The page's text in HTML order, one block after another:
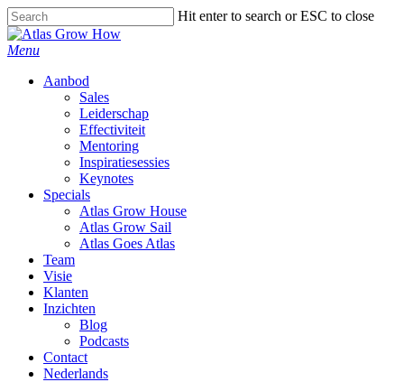
Skip
to
main
Hit enter to search or ESC to close
Close
Search
search
Menu
Aanbod
Sales
Leiderschap
Effectiviteit
Mentoring
Inspiratiesessies
Keynotes
Specials
Atlas Grow House
Atlas Grow Sail
Atlas Goes Atlas
Team
Visie
Klanten
Inzichten
Blog
Podcasts
Contact
Nederlands